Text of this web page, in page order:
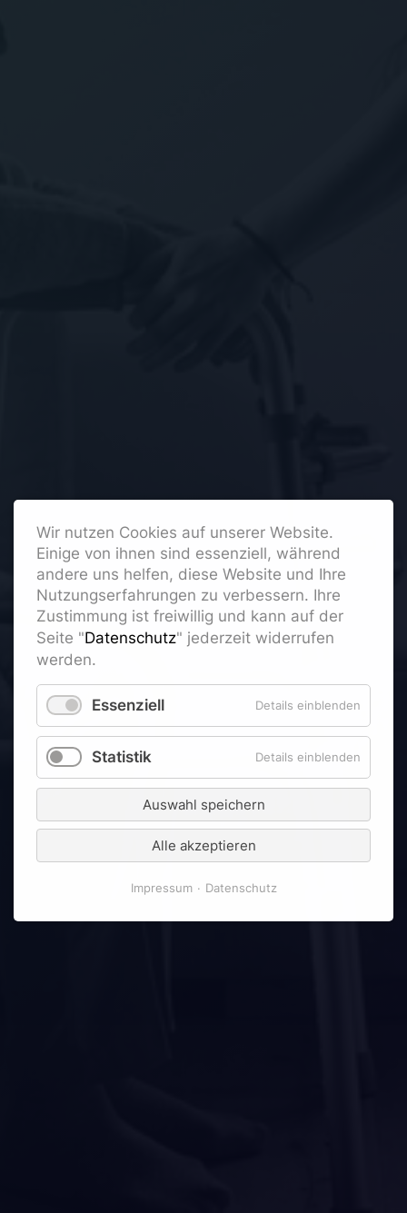
Wir nutzen Cookies auf unserer Website.
Einige von ihnen sind essenziell, während
andere uns helfen, diese Website und Ihre
Nutzungserfahrungen zu verbessern. Ihre
Zustimmung ist freiwillig und kann auf der
Seite "Datenschutz" jederzeit widerrufen
werden.
Essenziell Details einblenden
Statistik Details einblenden
Auswahl speichern
Alle akzeptieren
Impressum Datenschutz